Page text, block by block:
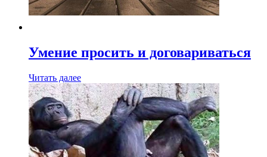
Умение просить и договариваться
Читать далее